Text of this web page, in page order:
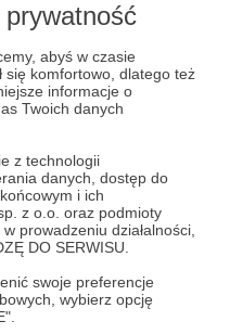
abyś w czasie
się komfortowo, dlatego też
informacje o
Twoich danych
z technologii
danych, dostęp do
i ich
z o.o. oraz podmioty
prowadzeniu działalności,
DO SERWISU.
swoje preferencje
wybierz opcję
suma na wsparcie, a
no, jeżeli poważnie
tylko o tym, że
na jej promowaniu!
Serdeczne za tak
to co w 30 zł,
pół roku dostaniesz